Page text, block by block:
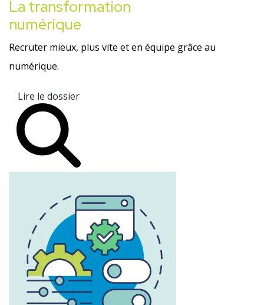
La transformation
numérique
Recruter mieux, plus vite et en équipe grâce au
numérique.
Lire le dossier